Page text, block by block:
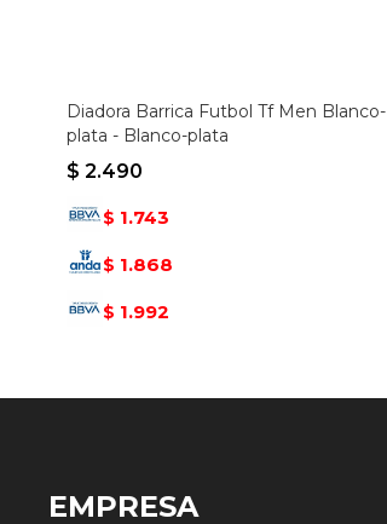
Diadora Barrica Futbol Tf Men Blanco-
plata - Blanco-plata
$ 2.490
$ 1.743
$ 1.868
$ 1.992
EMPRESA